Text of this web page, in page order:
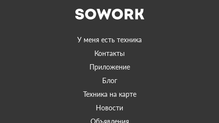
У меня есть техника
Контакты
Приложение
Блог
Техника на карте
Новости
Объявления